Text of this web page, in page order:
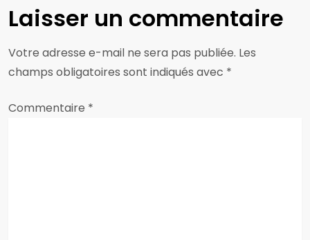
a
t
i
o
Laisser un commentaire
Votre adresse e-mail ne sera pas publiée. Les
champs obligatoires sont indiqués avec *
Commentaire *